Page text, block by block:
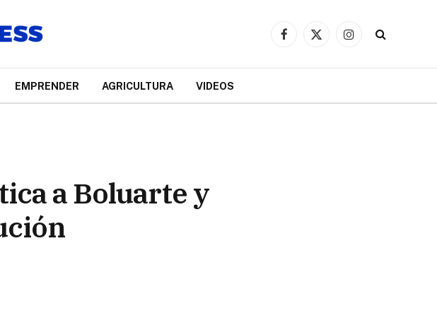
Facebook
X
Instagram
EMPRENDER AGRICULTURA VIDEOS
a Boluarte y